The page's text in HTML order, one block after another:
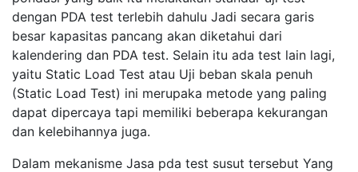
dengan PDA test terlebih dahulu Jadi secara garis
besar kapasitas pancang akan diketahui dari
kalendering dan PDA test. Selain itu ada test lain lagi,
yaitu Static Load Test atau Uji beban skala penuh
(Static Load Test) ini merupaka metode yang paling
dapat dipercaya tapi memiliki beberapa kekurangan
dan kelebihannya juga.
Dalam mekanisme Jasa pda test susut tersebut Yang